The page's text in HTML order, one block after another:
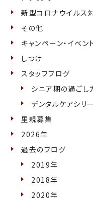
新型コロナウイルス
その他
キャンペーン・イベン
しつけ
スタッフブログ
シニア期の過ごし
デンタルケアシリ
里親募集
2026年
過去のブログ
2019年
2018年
2020年